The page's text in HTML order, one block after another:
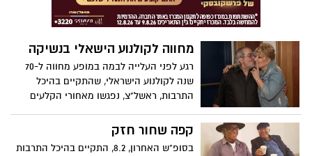
מחווה לקולנוע הישאלי בנשיקה
רגע לפני העלייה לבמה במופע מחווה ל-70
שנה לקולנוע הישראלי, שהתקיים בהיכל
התרבות, ראשל"צ, נפגשו מאחורי הקלעים
אחרי שנים.
קפה שחור חזק
בסופ"ש האחרון, 8.2, התקיים בהיכל התרבות